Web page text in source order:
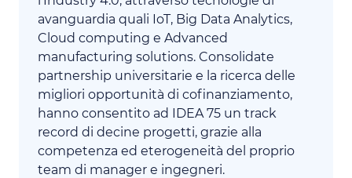
avanguardia quali IoT, Big Data Analytics,
Cloud computing e Advanced
manufacturing solutions. Consolidate
partnership universitarie e la ricerca delle
migliori opportunità di cofinanziamento,
hanno consentito ad IDEA 75 un track
record di decine progetti, grazie alla
competenza ed eterogeneità del proprio
team di manager e ingegneri.